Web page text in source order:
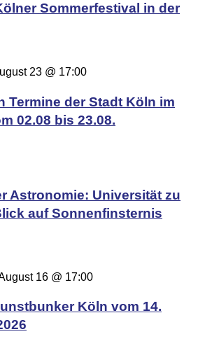
Sommerfestival in der
23 @ 17:00
Termine der Stadt Köln im
02.08 bis 23.08.
Astronomie: Universität zu
auf Sonnenfinsternis
16 @ 17:00
Köln vom 14.